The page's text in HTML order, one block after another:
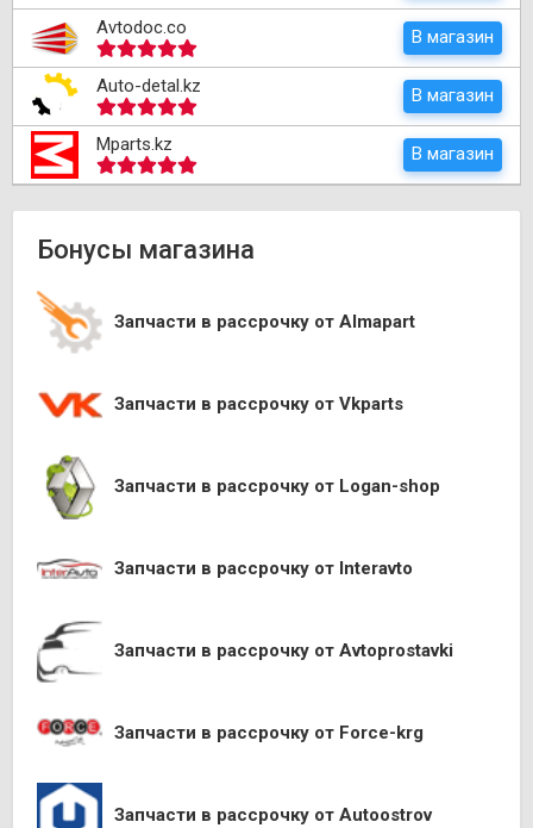
Avtodoc.co В магазин
Auto-detal.kz В магазин
Mparts.kz В магазин
Бонусы магазина
Запчасти в рассрочку от Almapart
Запчасти в рассрочку от Vkparts
Запчасти в рассрочку от Logan-shop
Запчасти в рассрочку от Interavto
Запчасти в рассрочку от Avtoprostavki
Запчасти в рассрочку от Force-krg
Запчасти в рассрочку от Autoostrov